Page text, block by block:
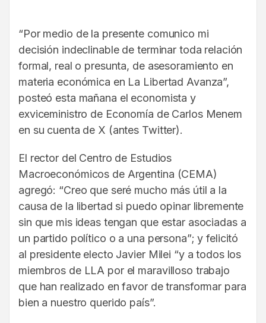
“Por medio de la presente comunico mi
decisión indeclinable de terminar toda relación
formal, real o presunta, de asesoramiento en
materia económica en La Libertad Avanza”,
posteó esta mañana el economista y
exviceministro de Economía de Carlos Menem
en su cuenta de X (antes Twitter).
El rector del Centro de Estudios
Macroeconómicos de Argentina (CEMA)
agregó: “Creo que seré mucho más útil a la
causa de la libertad si puedo opinar libremente
sin que mis ideas tengan que estar asociadas a
un partido político o a una persona”; y felicitó
al presidente electo Javier Milei “y a todos los
miembros de LLA por el maravilloso trabajo
que han realizado en favor de transformar para
bien a nuestro querido país”.